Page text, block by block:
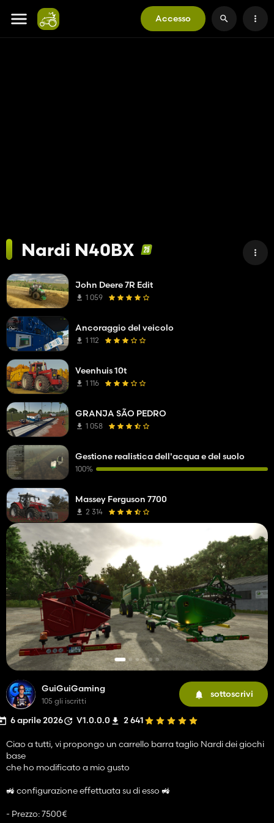
Accesso
Nardi N40BX
GuiGuiGaming
105 gli iscritti
sottoscrivi
6 aprile 2026 V1.0.0.0 2 641
Ciao a tutti, vi propongo un carrello barra taglio Nardi dei giochi
base
che ho modificato a mio gusto
🚜 configurazione effettuata su di esso 🚜
- Prezzo: 7500€
John Deere 7R Edit
1 059
Ancoraggio del veicolo
1 112
Veenhuis 10t
1 116
GRANJA SÃO PEDRO
1 058
Gestione realistica dell'acqua e del suolo
100%
Massey Ferguson 7700
2 314